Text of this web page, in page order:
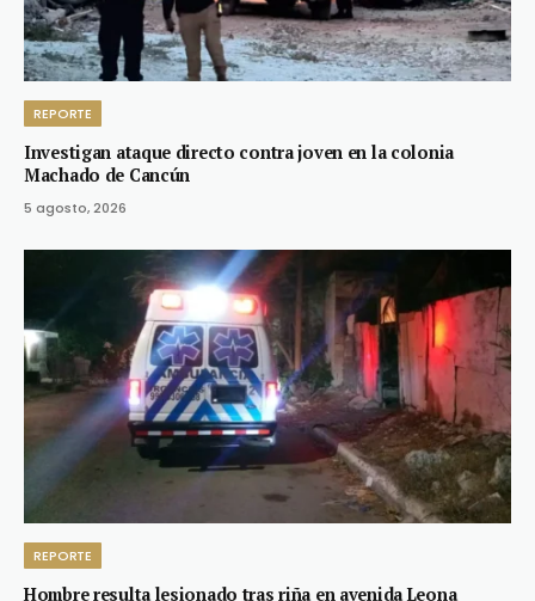
REPORTE
Investigan ataque directo contra joven en la colonia
Machado de Cancún
5 agosto, 2026
REPORTE
Hombre resulta lesionado tras riña en avenida Leona